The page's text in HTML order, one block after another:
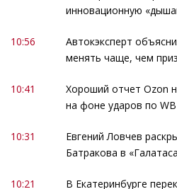
инновационную
10:56
Автокэксперт
менять чаще, чем
10:41
Хороший отчет Ozon
на фоне ударов по WB
10:31
Евгений Ловчев
Батракова в
10:21
В Екатеринбурге